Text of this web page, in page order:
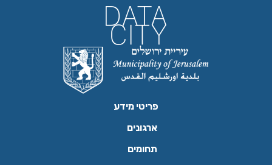
פריטי מידע
ארגונים
תחומים